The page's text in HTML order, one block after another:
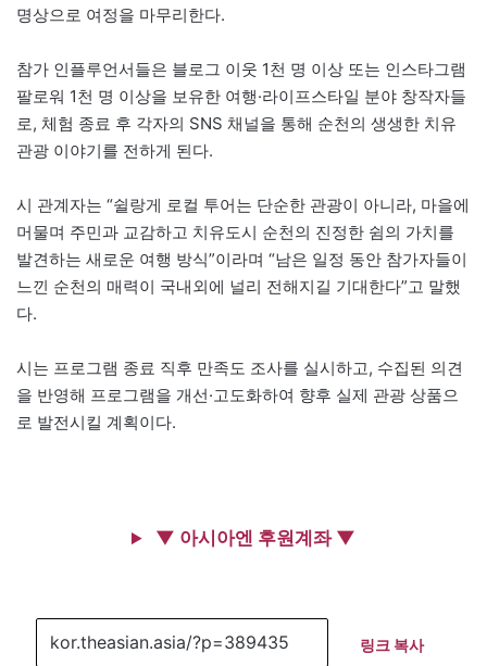
명상으로 여정을 마무리한다.
참가 인플루언서들은 블로그 이웃 1천 명 이상 또는 인스타그램
팔로워 1천 명 이상을 보유한 여행·라이프스타일 분야 창작자들
로, 체험 종료 후 각자의 SNS 채널을 통해 순천의 생생한 치유
관광 이야기를 전하게 된다.
시 관계자는 “쉴랑게 로컬 투어는 단순한 관광이 아니라, 마을에
머물며 주민과 교감하고 치유도시 순천의 진정한 쉼의 가치를
발견하는 새로운 여행 방식”이라며 “남은 일정 동안 참가자들이
느낀 순천의 매력이 국내외에 널리 전해지길 기대한다”고 말했
다.
시는 프로그램 종료 직후 만족도 조사를 실시하고, 수집된 의견
을 반영해 프로그램을 개선·고도화하여 향후 실제 관광 상품으
로 발전시킬 계획이다.
▼ 아시아엔 후원계좌 ▼
링크 복사